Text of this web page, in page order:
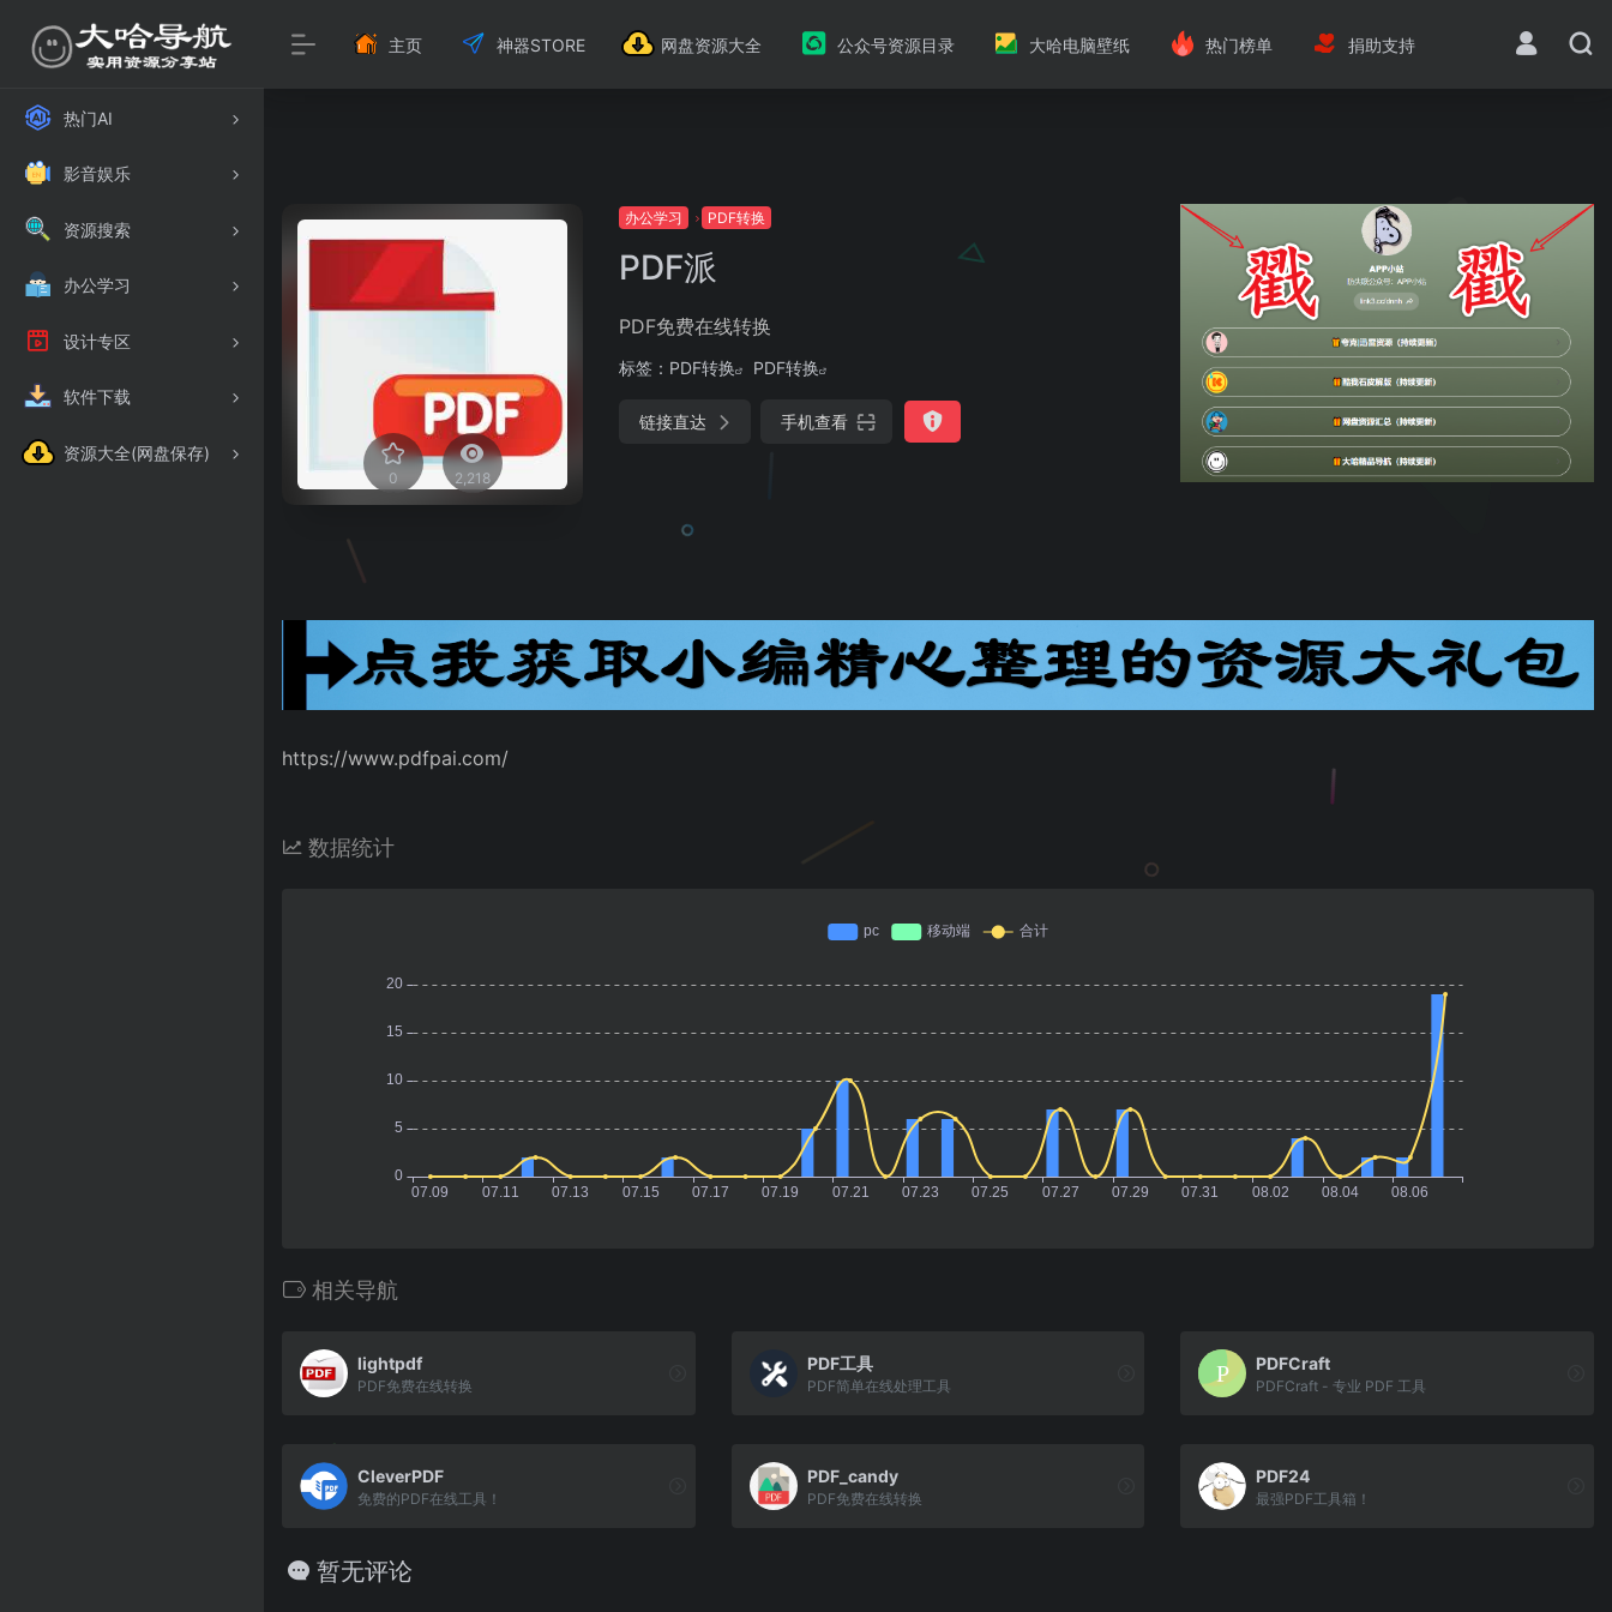
热门AI
影音娱乐
资源搜索
办公学习
设计专区
软件下载
资源大全(网盘保存)
主页 神器STORE 网盘资源大全 公众号资源目录 大哈电脑壁纸 热门榜单 捐助支持
0 2,218
办公学习 PDF转换
PDF派
PDF免费在线转换
标签： PDF转换 PDF转换
链接直达 手机查看
https://www.pdfpai.com/
数据统计
相关导航
lightpdf
PDF免费在线转换
PDF工具
PDF简单在线处理工具
PDFCraft
PDFCraft - 专业 PDF 工具
CleverPDF
免费的PDF在线工具！
PDF_candy
PDF免费在线转换
PDF24
最强PDF工具箱！
暂无评论